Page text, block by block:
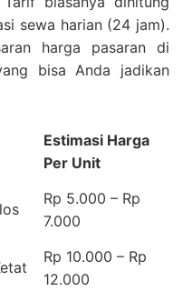
sewa harian (24 jam).
harga pasaran di
bisa Anda jadikan
Estimasi Harga
Per Unit
Rp 5.000 – Rp
7.000
Rp 10.000 – Rp
12.000